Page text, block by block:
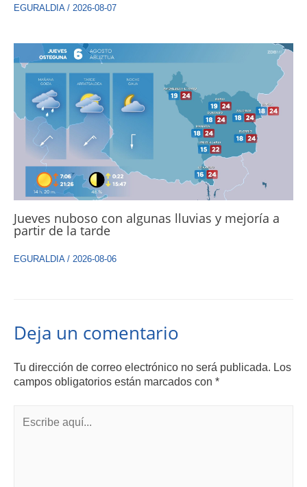
EGURALDIA/ 2026-08-07
Jueves nuboso con algunas lluvias y mejoría a
partir de la tarde
EGURALDIA/ 2026-08-06
Deja un comentario
Tu dirección de correo electrónico no será publicada. Los
campos obligatorios están marcados con *